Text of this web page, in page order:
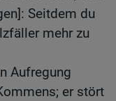
Seitdem du
mehr zu
Aufregung
er stört